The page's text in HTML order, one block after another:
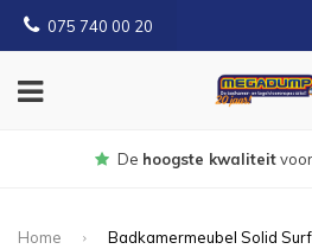
075 740 00 20
Gratisbezorgd
Home
Badkamermeubel Solid